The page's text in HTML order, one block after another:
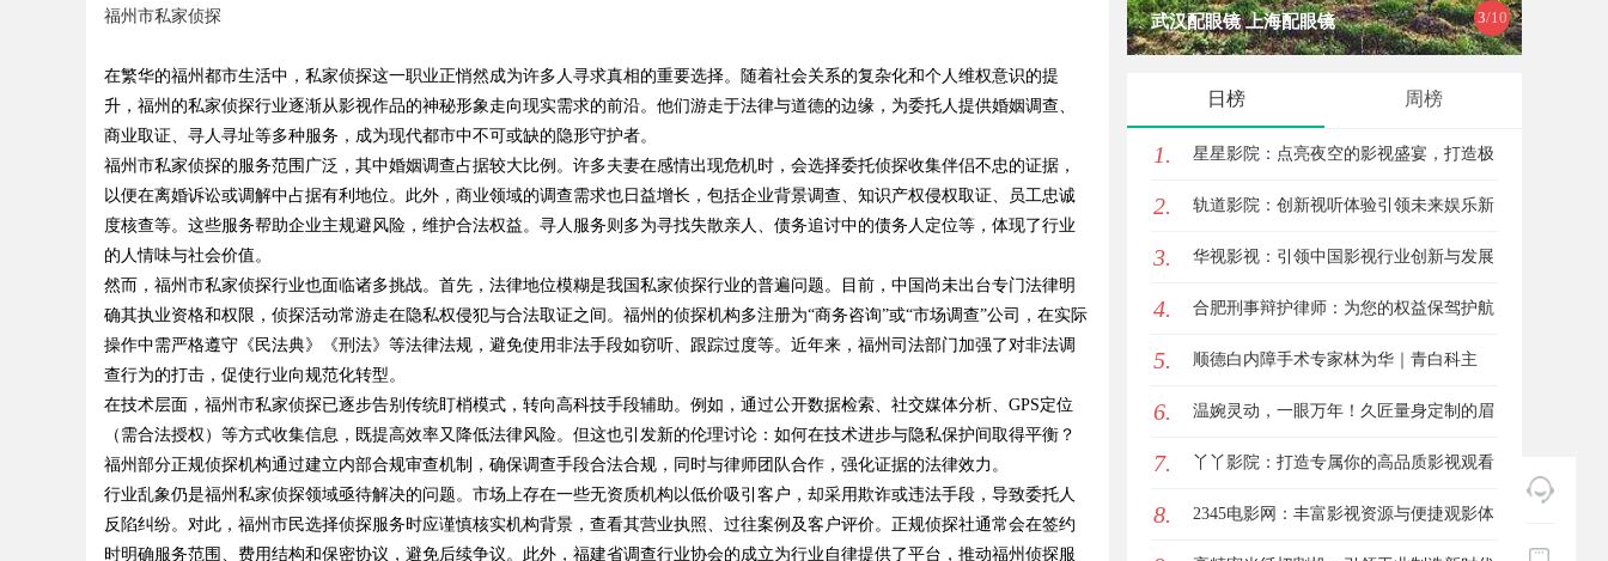
uz
!
福州市私家侦探
在繁华的福州都市生活中，私家侦探这一职业正悄然成为许多人寻求真相的重要选择。随着社会关系的复杂化和个人维权意识的提
升，福州的私家侦探行业逐渐从影视作品的神秘形象走向现实需求的前沿。他们游走于法律与道德的边缘，为委托人提供婚姻调查、
商业取证、寻人寻址等多种服务，成为现代都市中不可或缺的隐形守护者。
福州市私家侦探的服务范围广泛，其中婚姻调查占据较大比例。许多夫妻在感情出现危机时，会选择委托侦探收集伴侣不忠的证据，
以便在离婚诉讼或调解中占据有利地位。此外，商业领域的调查需求也日益增长，包括企业背景调查、知识产权侵权取证、员工忠诚
度核查等。这些服务帮助企业主规避风险，维护合法权益。寻人服务则多为寻找失散亲人、债务追讨中的债务人定位等，体现了行业
的人情味与社会价值。
然而，福州市私家侦探行业也面临诸多挑战。首先，法律地位模糊是我国私家侦探行业的普遍问题。目前，中国尚未出台专门法律明
确其执业资格和权限，侦探活动常游走在隐私权侵犯与合法取证之间。福州的侦探机构多注册为“商务咨询”或“市场调查”公司，在实际
操作中需严格遵守《民法典》《刑法》等法律法规，避免使用非法手段如窃听、跟踪过度等。近年来，福州司法部门加强了对非法调
查行为的打击，促使行业向规范化转型。
在技术层面，福州市私家侦探已逐步告别传统盯梢模式，转向高科技手段辅助。例如，通过公开数据检索、社交媒体分析、GPS定位
（需合法授权）等方式收集信息，既提高效率又降低法律风险。但这也引发新的伦理讨论：如何在技术进步与隐私保护间取得平衡？
福州部分正规侦探机构通过建立内部合规审查机制，确保调查手段合法合规，同时与律师团队合作，强化证据的法律效力。
行业乱象仍是福州私家侦探领域亟待解决的问题。市场上存在一些无资质机构以低价吸引客户，却采用欺诈或违法手段，导致委托人
反陷纠纷。对此，福州市民选择侦探服务时应谨慎核实机构背景，查看其营业执照、过往案例及客户评价。正规侦探社通常会在签约
时明确服务范围、费用结构和保密协议，避免后续争议。此外，福建省调查行业协会的成立为行业自律提供了平台，推动福州侦探服
3/10
眼镜 上海配眼镜
发体系全解析
武汉配眼镜 上海配眼镜
日榜 周榜
1. 星星影院：点亮夜空的影视盛宴，打造极
致观影体验
2. 轨道影院：创新视听体验引领未来娱乐新
潮流
3. 华视影视：引领中国影视行业创新与发展
的旗舰力量
4. 合肥刑事辩护律师：为您的权益保驾护航
5. 顺德白内障手术专家林为华｜青白科主
任，白内障手术资深医生
6. 温婉灵动，一眼万年！久匠量身定制的眉
眼唇，才是你整张脸的点睛之笔！淡颜系
女生的气质加分项
7. 丫丫影院：打造专属你的高品质影视观看
体验
8. 2345电影网：丰富影视资源与便捷观影体